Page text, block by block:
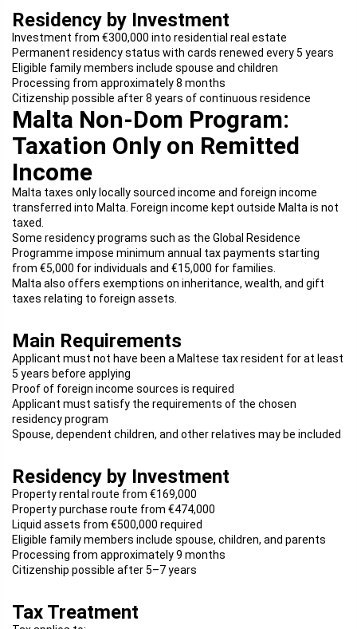
Residency by Investment
Investment from €300,000 into residential real estate
Permanent residency status with cards renewed every 5 years
Eligible family members include spouse and children
Processing from approximately 8 months
Citizenship possible after 8 years of continuous residence
Malta Non-Dom Program:
Taxation Only on Remitted
Income
Malta taxes only locally sourced income and foreign income
transferred into Malta. Foreign income kept outside Malta is not
taxed.
Some residency programs such as the Global Residence
Programme impose minimum annual tax payments starting
from €5,000 for individuals and €15,000 for families.
Malta also offers exemptions on inheritance, wealth, and gift
taxes relating to foreign assets.
Main Requirements
Applicant must not have been a Maltese tax resident for at least
5 years before applying
Proof of foreign income sources is required
Applicant must satisfy the requirements of the chosen
residency program
Spouse, dependent children, and other relatives may be included
Residency by Investment
Property rental route from €169,000
Property purchase route from €474,000
Liquid assets from €500,000 required
Eligible family members include spouse, children, and parents
Processing from approximately 9 months
Citizenship possible after 5–7 years
Tax Treatment